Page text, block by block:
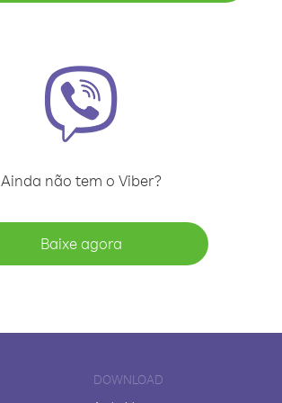
Ainda não tem o Viber?
Baixe agora
DOWNLOAD